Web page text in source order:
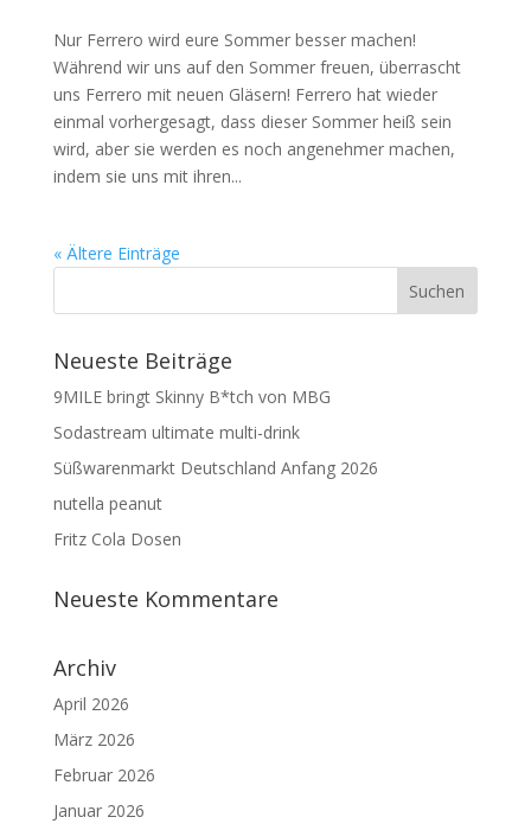
Nur Ferrero wird eure Sommer besser machen!
Während wir uns auf den Sommer freuen, überrascht
uns Ferrero mit neuen Gläsern! Ferrero hat wieder
einmal vorhergesagt, dass dieser Sommer heiß sein
wird, aber sie werden es noch angenehmer machen,
indem sie uns mit ihren...
« Ältere Einträge
Neueste Beiträge
9MILE bringt Skinny B*tch von MBG
Sodastream ultimate multi-drink
Süßwarenmarkt Deutschland Anfang 2026
nutella peanut
Fritz Cola Dosen
Neueste Kommentare
Archiv
April 2026
März 2026
Februar 2026
Januar 2026